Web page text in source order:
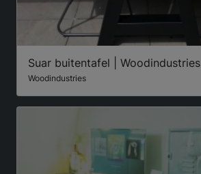
Suar buitentafel | Woodindustries
Woodindustries